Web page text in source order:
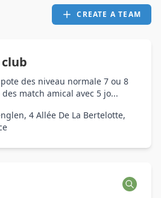
CREATE A TEAM
des niveau normale 7 ou 8
match amical avec 5 jo...
4 Allée De La Bertelotte,